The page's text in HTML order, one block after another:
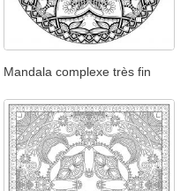
Mandala complexe très fin